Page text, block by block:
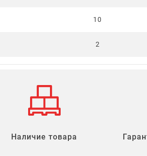
10
2
Наличие товара